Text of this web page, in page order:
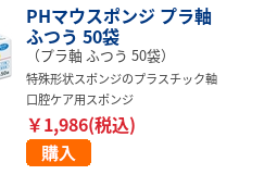
PHマウスポンジ プラ軸
ふつう 50袋
（プラ軸 ふつう 50袋）
特殊形状スポンジのプラスチック軸
口腔ケア用スポンジ
￥1,986(税込)